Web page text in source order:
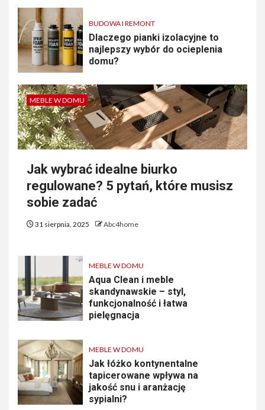
BUDOWA I REMONT
Dlaczego pianki izolacyjne to
najlepszy wybór do ocieplenia
domu?
MEBLE W DOMU
Jak wybrać idealne biurko
regulowane? 5 pytań, które musisz
sobie zadać
31 sierpnia, 2025 Abc4home
MEBLE W DOMU
Aqua Clean i meble
skandynawskie – styl,
funkcjonalność i łatwa
pielęgnacja
MEBLE W DOMU
Jak łóżko kontynentalne
tapicerowane wpływa na
jakość snu i aranżację
sypialni?